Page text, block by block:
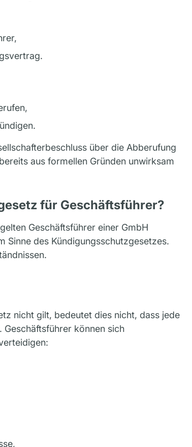
über die Abberufung
aus formellen Gründen unwirksam
für Geschäftsführer?
Geschäftsführer einer GmbH
Sinne des Kündigungsschutzgesetzes.
nicht gilt, bedeutet dies nicht, dass jede
können sich